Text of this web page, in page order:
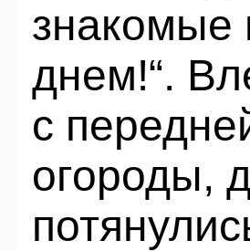
знакомые
днем!“.
с
огороды,